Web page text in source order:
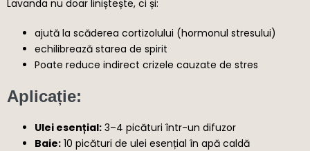
Lavanda nu doar liniștește, ci și:
ajută la scăderea cortizolului (hormonul stresului)
echilibrează starea de spirit
Poate reduce indirect crizele cauzate de stres
Aplicație:
Ulei esențial: 3–4 picături într-un difuzor
Baie: 10 picături de ulei esențial în apă caldă